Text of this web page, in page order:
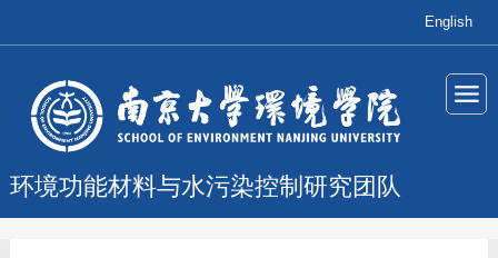
English
环境功能材料与水污染控制研究团队